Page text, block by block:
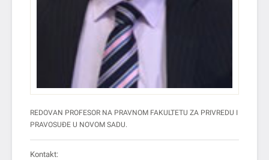
REDOVAN PROFESOR NA PRAVNOM FAKULTETU ZA PRIVREDU I
PRAVOSUĐE U NOVOM SADU.
Kontakt: